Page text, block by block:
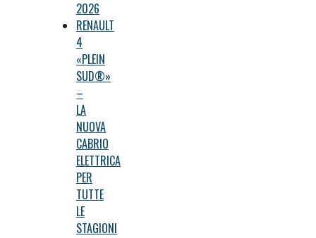
2026
RENAULT
4
«PLEIN
SUD®»
–
LA
NUOVA
CABRIO
ELETTRICA
PER
TUTTE
LE
STAGIONI